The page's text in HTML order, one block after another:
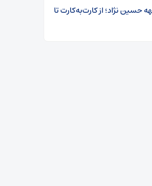
حسین نژاد؛ از کارت‌به‌کارت تا